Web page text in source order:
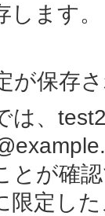
します。
が保存
は、
とが確
限定し